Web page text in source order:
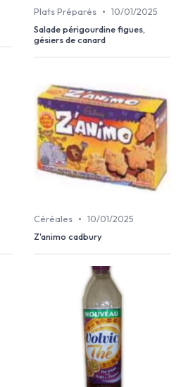
Plats Préparés • 10/01/2025
Salade périgourdine figues,
gésiers de canard
Céréales • 10/01/2025
Z'animo cadbury